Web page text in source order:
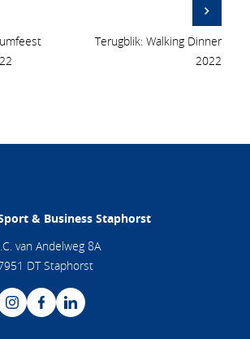
Terugblik: Walking Dinner
2022
& Business Staphorst
van Andelweg 8A
DT Staphorst